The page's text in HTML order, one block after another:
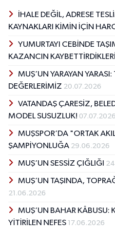
İHALE DEĞİL, ADRESE
KAYNAKLARI KİMİN İÇİN
YUMURTAYI CEBİNDE
KAZANCIN KAYBETTİRDİKLERİ
MUŞ’UN YARAYAN
DEĞERLERİMİZ 20.07.2026
VATANDAŞ ÇARESİZ,
MODEL SUSUZLUK! 07.07.2026
MUŞSPOR’DA "ORTAK
ŞAMPİYONLUĞA 29.06.2026
MUŞ’UN SESSİZ ÇIĞLIĞI
MUŞ’UN TAŞINDA,
21.06.2026
MUŞ’UN BAHAR KÂBUSU:
YİTİRİLEN NEFES 17.06.2026